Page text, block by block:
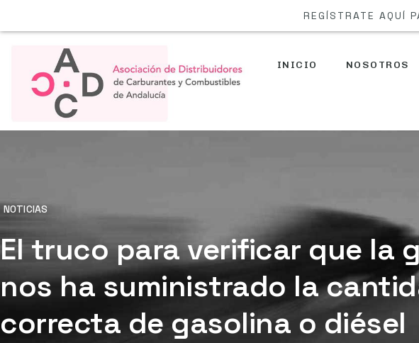
REGÍSTRATE AQUÍ
INICIO NOSOTROS
NOTICIAS
El truco para verificar que la
nos ha suministrado la
correcta de gasolina o diésel